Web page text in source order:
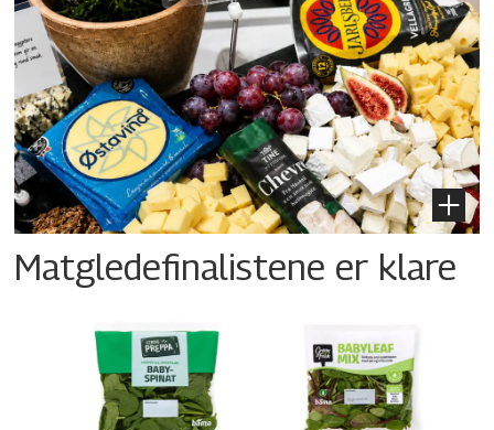
Matgledefinalistene er klare